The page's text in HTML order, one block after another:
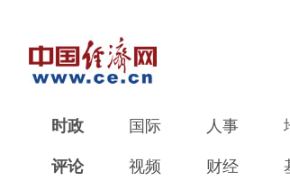
时政 国际 人事
评论 视频 财经